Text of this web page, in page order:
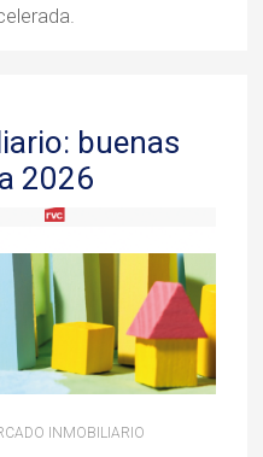
buenas
2026
INMOBILIARIO